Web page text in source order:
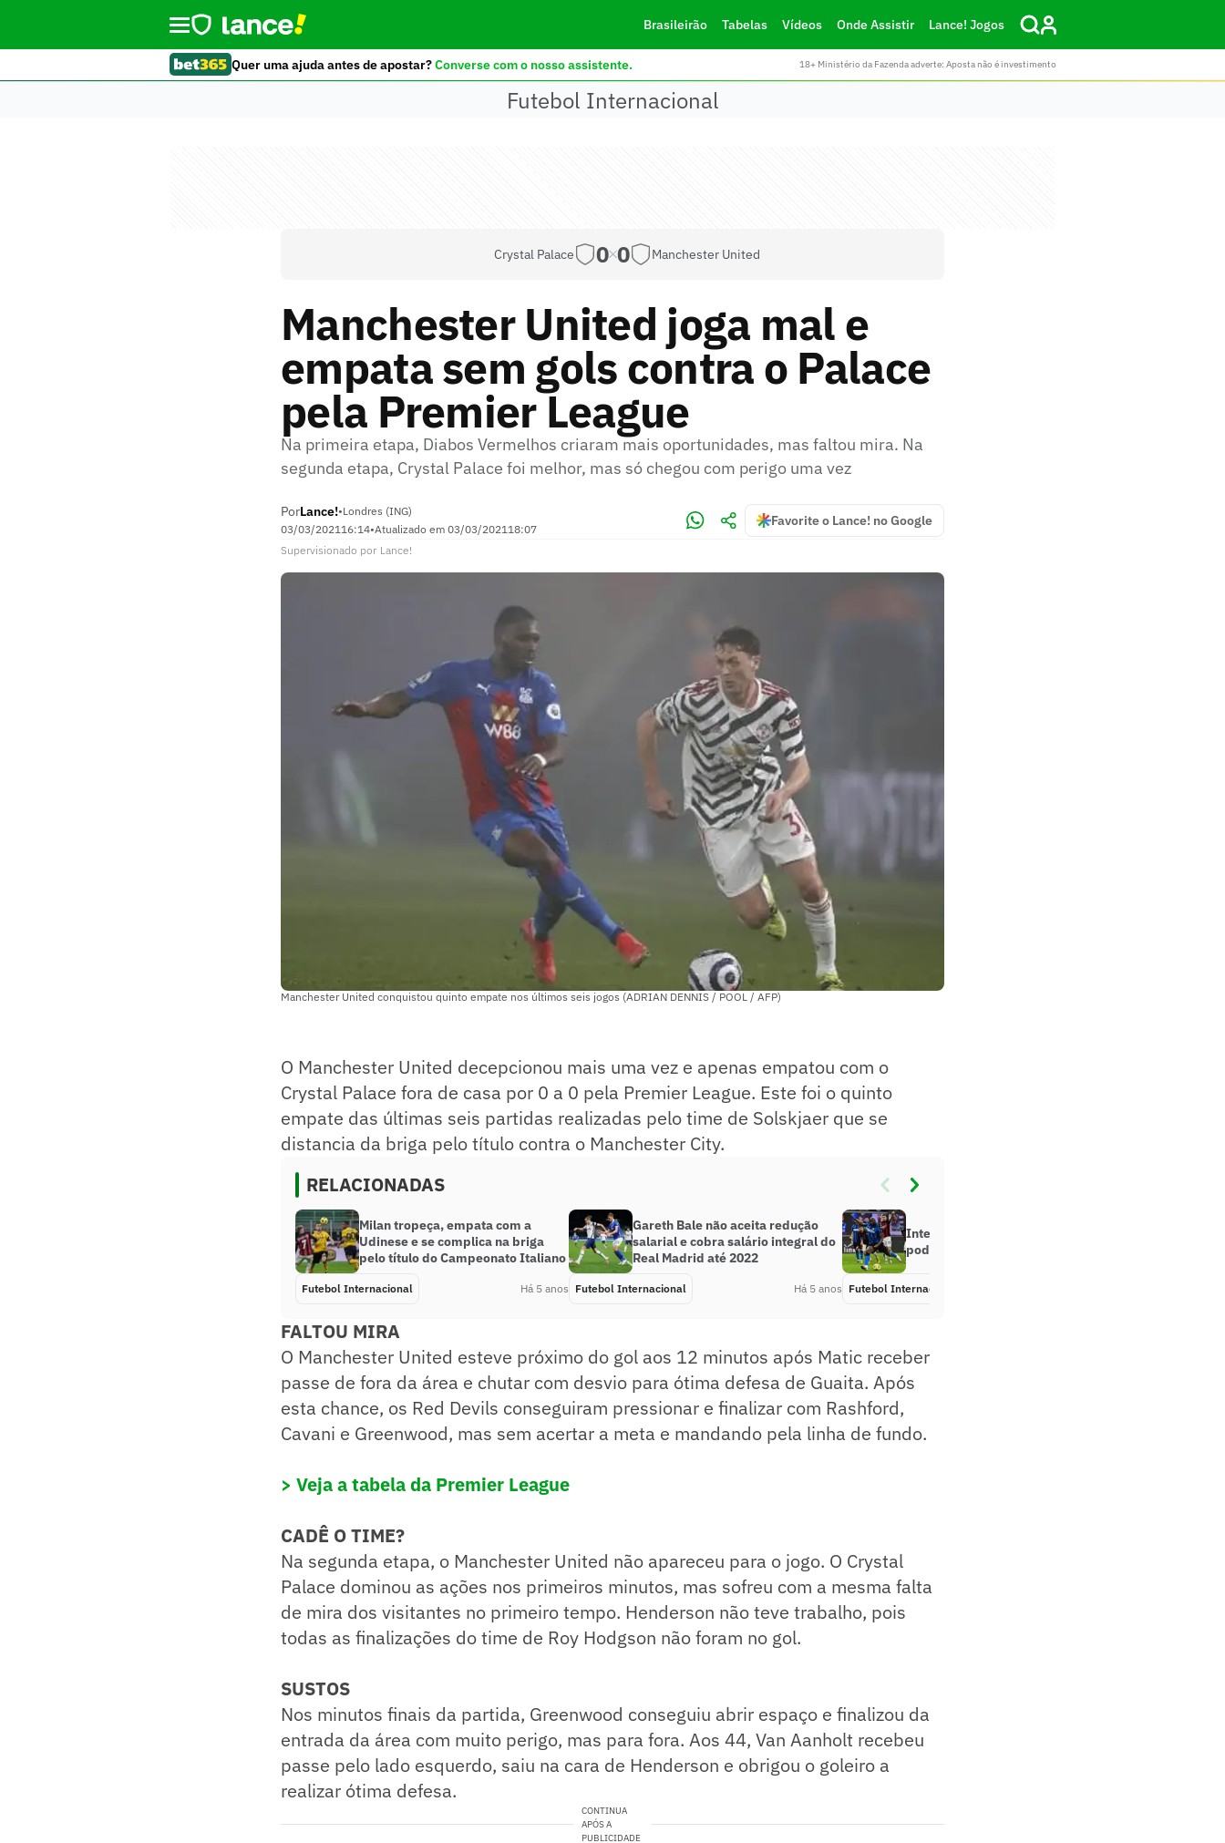
Brasileirão Tabelas Vídeos Onde Assistir Lance! Jogos
Quer uma ajuda antes de apostar?Converse com o nosso assistente. 18+ Ministério da Fazenda adverte: Aposta não é investimento
Futebol Internacional
Crystal Palace 0 0 Manchester United
Manchester United joga mal e
empata sem gols contra o Palace
pela Premier League
Na primeira etapa, Diabos Vermelhos criaram mais oportunidades, mas faltou mira. Na
segunda etapa, Crystal Palace foi melhor, mas só chegou com perigo uma vez
PorLance!•Londres (ING)
03/03/202116:14•Atualizado em 03/03/202118:07
Favorite o Lance! no Google
Supervisionado por Lance!
Manchester United conquistou quinto empate nos últimos seis jogos (ADRIAN DENNIS / POOL / AFP)
O Manchester United decepcionou mais uma vez e apenas empatou com o
Crystal Palace fora de casa por 0 a 0 pela Premier League. Este foi o quinto
empate das últimas seis partidas realizadas pelo time de Solskjaer que se
distancia da briga pelo título contra o Manchester City.
RELACIONADAS
Milan tropeça, empata com a
Udinese e se complica na briga
pelo título do Campeonato Italiano
Futebol Internacional Há 5 anos
Gareth Bale não aceita redução
salarial e cobra salário integral do
Real Madrid até 2022
Futebol Internacional Há 5 anos
Inter de Milão não paga United e
pode perder Lautaro ou Skriniar
Futebol Internacional
FALTOU MIRA
O Manchester United esteve próximo do gol aos 12 minutos após Matic receber
passe de fora da área e chutar com desvio para ótima defesa de Guaita. Após
esta chance, os Red Devils conseguiram pressionar e finalizar com Rashford,
Cavani e Greenwood, mas sem acertar a meta e mandando pela linha de fundo.
> Veja a tabela da Premier League
CADÊ O TIME?
Na segunda etapa, o Manchester United não apareceu para o jogo. O Crystal
Palace dominou as ações nos primeiros minutos, mas sofreu com a mesma falta
de mira dos visitantes no primeiro tempo. Henderson não teve trabalho, pois
todas as finalizações do time de Roy Hodgson não foram no gol.
SUSTOS
Nos minutos finais da partida, Greenwood conseguiu abrir espaço e finalizou da
entrada da área com muito perigo, mas para fora. Aos 44, Van Aanholt recebeu
passe pelo lado esquerdo, saiu na cara de Henderson e obrigou o goleiro a
realizar ótima defesa.
CONTINUA
APÓS A
PUBLICIDADE